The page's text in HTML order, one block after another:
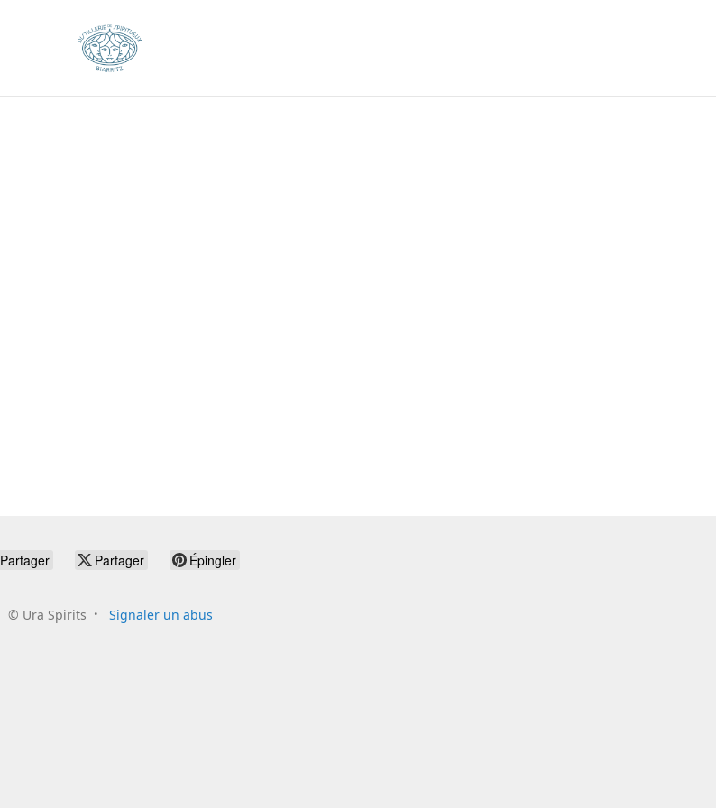
Partager Partager Épingler
© Ura Spirits Signaler un abus